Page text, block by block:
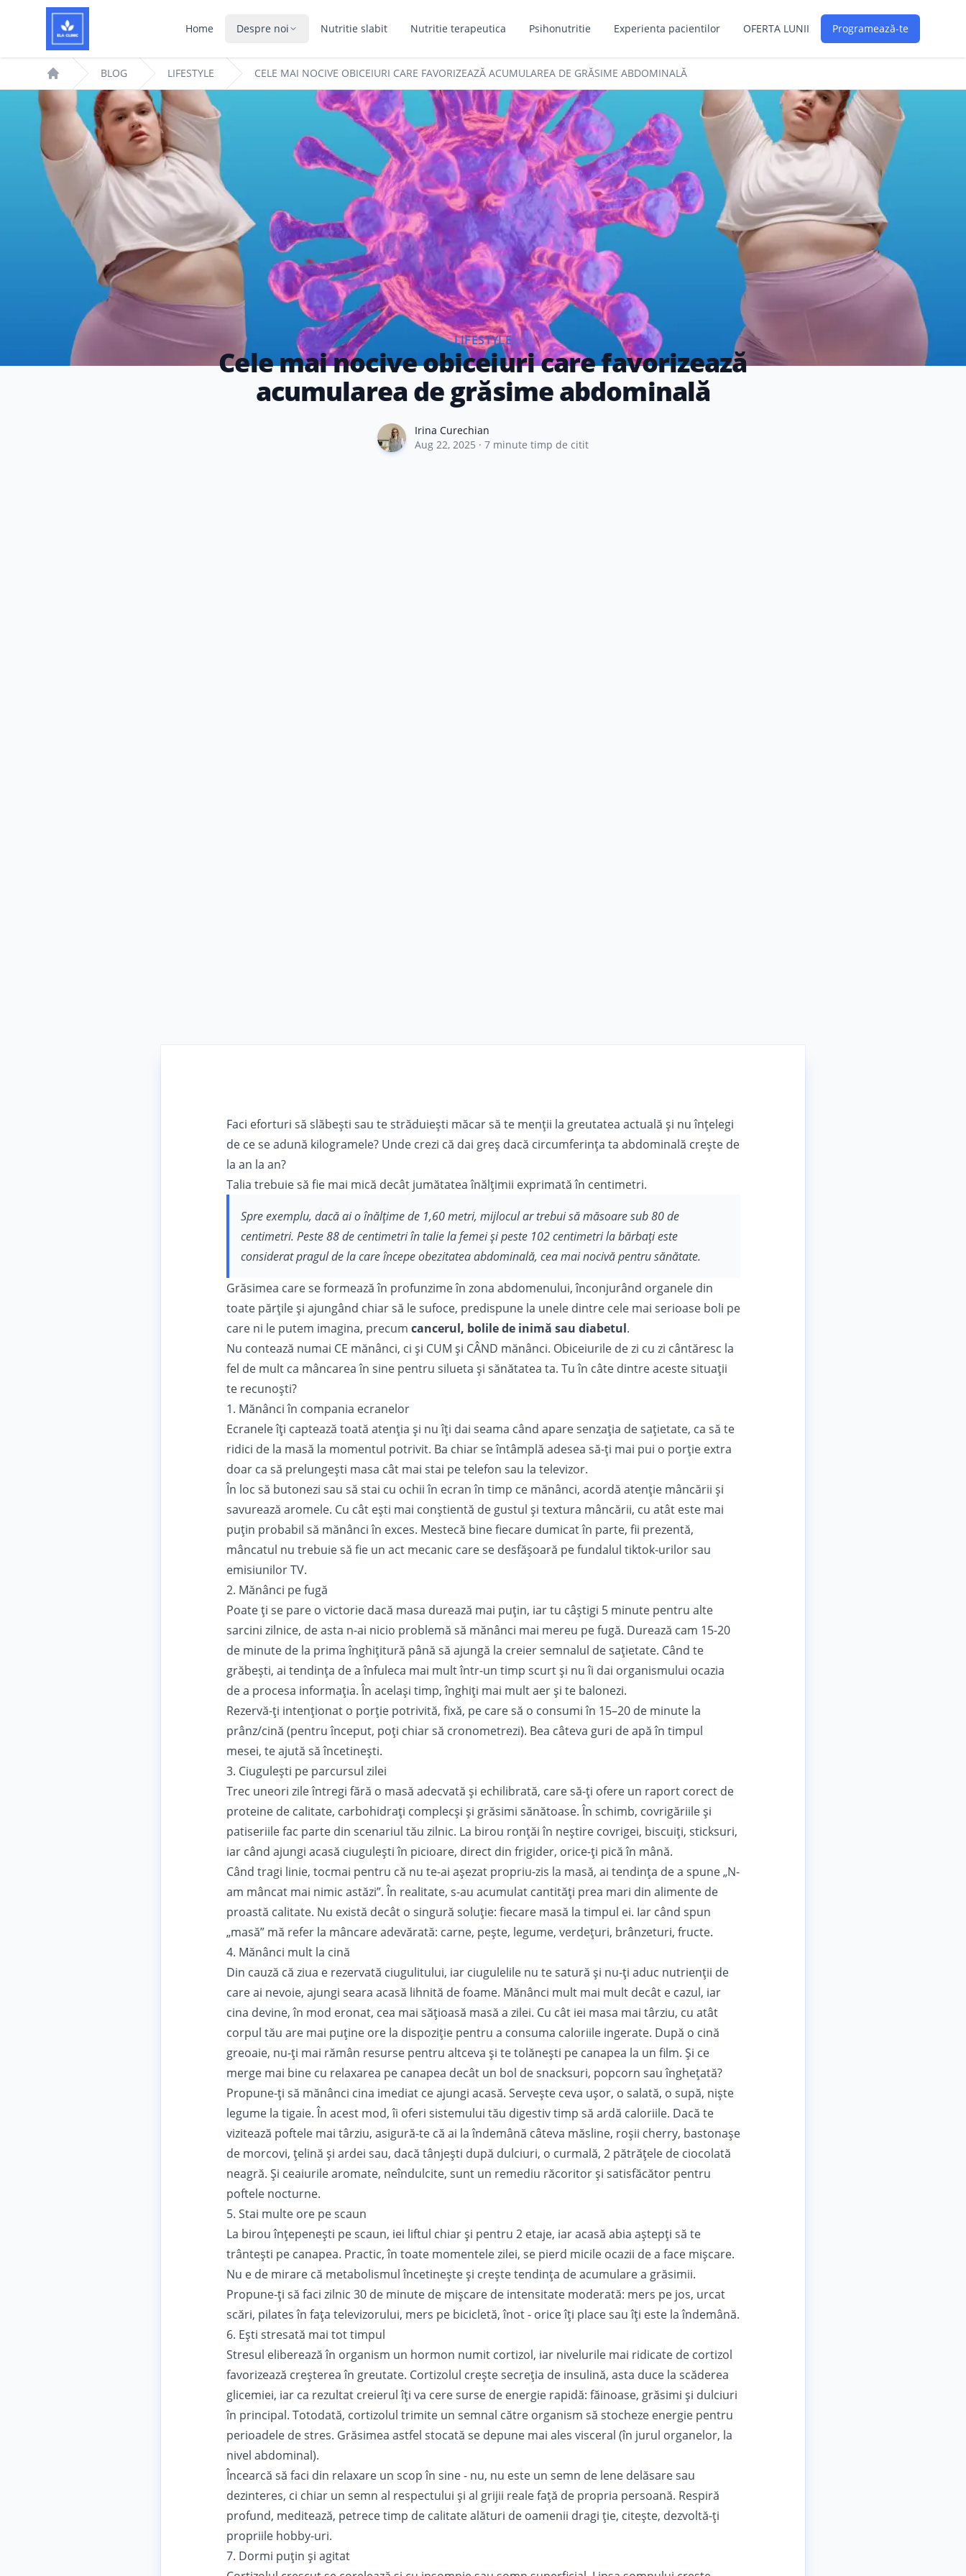
Home Despre noi Nutritie slabit Nutritie terapeutica Psihonutritie Experienta pacientilor OFERTA LUNII Programează-te
Home BLOG LIFESTYLE CELE MAI NOCIVE OBICEIURI CARE FAVORIZEAZĂ ACUMULAREA DE GRĂSIME ABDOMINALĂ
LIFESTYLE
Cele mai nocive obiceiuri care favorizează
acumularea de grăsime abdominală
Irina Curechian
Irina Curechian
Aug 22, 2025 · 7 minute timp de citit
Faci eforturi să slăbești sau te străduiești măcar să te menții la greutatea actuală și nu înțelegi
de ce se adună kilogramele? Unde crezi că dai greș dacă circumferința ta abdominală crește de
la an la an?
Talia trebuie să fie mai mică decât jumătatea înălţimii exprimată în centimetri.
Spre exemplu, dacă ai o înălţime de 1,60 metri, mijlocul ar trebui să măsoare sub 80 de
centimetri. Peste 88 de centimetri în talie la femei și peste 102 centimetri la bărbaţi este
considerat pragul de la care începe obezitatea abdominală, cea mai nocivă pentru sănătate.
Grăsimea care se formează în profunzime în zona abdomenului, înconjurând organele din
toate părțile și ajungând chiar să le sufoce, predispune la unele dintre cele mai serioase boli pe
care ni le putem imagina, precum cancerul, bolile de inimă sau diabetul.
Nu contează numai CE mănânci, ci și CUM și CÂND mănânci. Obiceiurile de zi cu zi cântăresc la
fel de mult ca mâncarea în sine pentru silueta și sănătatea ta. Tu în câte dintre aceste situații
te recunoști?
1. Mănânci în compania ecranelor
Ecranele îți captează toată atenția și nu îți dai seama când apare senzația de sațietate, ca să te
ridici de la masă la momentul potrivit. Ba chiar se întâmplă adesea să-ți mai pui o porție extra
doar ca să prelungești masa cât mai stai pe telefon sau la televizor.
În loc să butonezi sau să stai cu ochii în ecran în timp ce mănânci, acordă atenție mâncării și
savurează aromele. Cu cât ești mai conștientă de gustul și textura mâncării, cu atât este mai
puțin probabil să mănânci în exces. Mestecă bine fiecare dumicat în parte, fii prezentă,
mâncatul nu trebuie să fie un act mecanic care se desfășoară pe fundalul tiktok-urilor sau
emisiunilor TV.
2. Mănânci pe fugă
Poate ți se pare o victorie dacă masa durează mai puțin, iar tu câștigi 5 minute pentru alte
sarcini zilnice, de asta n-ai nicio problemă să mănânci mai mereu pe fugă. Durează cam 15-20
de minute de la prima înghițitură până să ajungă la creier semnalul de sațietate. Când te
grăbești, ai tendința de a înfuleca mai mult într-un timp scurt și nu îi dai organismului ocazia
de a procesa informația. În același timp, înghiți mai mult aer și te balonezi.
Rezervă-ți intenționat o porție potrivită, fixă, pe care să o consumi în 15–20 de minute la
prânz/cină (pentru început, poți chiar să cronometrezi). Bea câteva guri de apă în timpul
mesei, te ajută să încetinești.
3. Ciugulești pe parcursul zilei
Trec uneori zile întregi fără o masă adecvată și echilibrată, care să-ți ofere un raport corect de
proteine de calitate, carbohidrați complecși și grăsimi sănătoase. În schimb, covrigăriile și
patiseriile fac parte din scenariul tău zilnic. La birou ronțăi în neștire covrigei, biscuiți, sticksuri,
iar când ajungi acasă ciugulești în picioare, direct din frigider, orice-ți pică în mână.
Când tragi linie, tocmai pentru că nu te-ai așezat propriu-zis la masă, ai tendința de a spune „N-
am mâncat mai nimic astăzi”. În realitate, s-au acumulat cantități prea mari din alimente de
proastă calitate. Nu există decât o singură soluție: fiecare masă la timpul ei. Iar când spun
„masă” mă refer la mâncare adevărată: carne, pește, legume, verdețuri, brânzeturi, fructe.
4. Mănânci mult la cină
Din cauză că ziua e rezervată ciugulitului, iar ciugulelile nu te satură și nu-ți aduc nutrienții de
care ai nevoie, ajungi seara acasă lihnită de foame. Mănânci mult mai mult decât e cazul, iar
cina devine, în mod eronat, cea mai sățioasă masă a zilei. Cu cât iei masa mai târziu, cu atât
corpul tău are mai puține ore la dispoziție pentru a consuma caloriile ingerate. După o cină
greoaie, nu-ți mai rămân resurse pentru altceva și te tolănești pe canapea la un film. Și ce
merge mai bine cu relaxarea pe canapea decât un bol de snacksuri, popcorn sau înghețată?
Propune-ți să mănânci cina imediat ce ajungi acasă. Servește ceva ușor, o salată, o supă, niște
legume la tigaie. În acest mod, îi oferi sistemului tău digestiv timp să ardă caloriile. Dacă te
vizitează poftele mai târziu, asigură-te că ai la îndemână câteva măsline, roșii cherry, bastonașe
de morcovi, țelină și ardei sau, dacă tânjești după dulciuri, o curmală, 2 pătrățele de ciocolată
neagră. Și ceaiurile aromate, neîndulcite, sunt un remediu răcoritor și satisfăcător pentru
poftele nocturne.
5. Stai multe ore pe scaun
La birou înțepenești pe scaun, iei liftul chiar și pentru 2 etaje, iar acasă abia aștepți să te
trântești pe canapea. Practic, în toate momentele zilei, se pierd micile ocazii de a face mișcare.
Nu e de mirare că metabolismul încetinește și crește tendința de acumulare a grăsimii.
Propune-ți să faci zilnic 30 de minute de mișcare de intensitate moderată: mers pe jos, urcat
scări, pilates în fața televizorului, mers pe bicicletă, înot - orice îți place sau îți este la îndemână.
6. Ești stresată mai tot timpul
Stresul eliberează în organism un hormon numit cortizol, iar nivelurile mai ridicate de cortizol
favorizează creșterea în greutate. Cortizolul crește secreția de insulină, asta duce la scăderea
glicemiei, iar ca rezultat creierul îți va cere surse de energie rapidă: făinoase, grăsimi și dulciuri
în principal. Totodată, cortizolul trimite un semnal către organism să stocheze energie pentru
perioadele de stres. Grăsimea astfel stocată se depune mai ales visceral (în jurul organelor, la
nivel abdominal).
Încearcă să faci din relaxare un scop în sine - nu, nu este un semn de lene delăsare sau
dezinteres, ci chiar un semn al respectului și al grijii reale față de propria persoană. Respiră
profund, meditează, petrece timp de calitate alături de oamenii dragi ție, citește, dezvoltă-ți
propriile hobby-uri.
7. Dormi puțin și agitat